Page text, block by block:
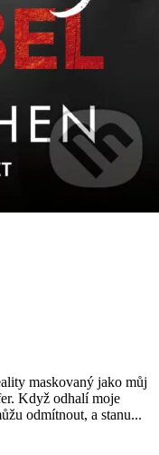
maskovaný jako můj
Když odhalí moje
odmítnout, a stanu...